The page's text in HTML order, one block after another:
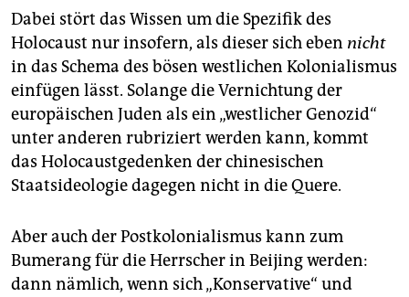
Dabei stört das Wissen um die Spezifik des
Holocaust nur insofern, als dieser sich eben nicht
in das Schema des bösen westlichen Kolonialismus
einfügen lässt. Solange die Vernichtung der
europäischen Juden als ein „westlicher Genozid“
unter anderen rubriziert werden kann, kommt
das Holocaustgedenken der chinesischen
Staatsideologie dagegen nicht in die Quere.
Aber auch der Postkolonialismus kann zum
Bumerang für die Herrscher in Beijing werden:
dann nämlich, wenn sich „Konservative“ und